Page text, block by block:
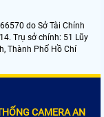
do Sở Tài Chính
Trụ sở chính: 51 Lũy
Thành Phố Hồ Chí
CAMERA AN